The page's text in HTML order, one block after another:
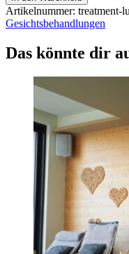
Behandlung
Menge
Artikelnummer: treatment-
Gesichtsbehandlungen
Das könnte dir